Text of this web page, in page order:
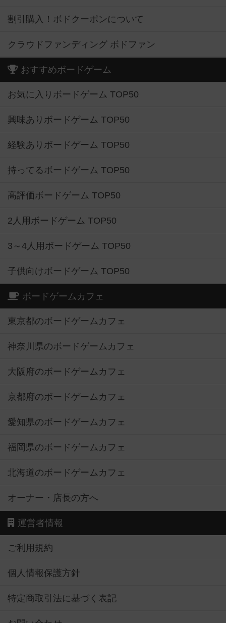
割引購入！ボドクーポンについて
クラウドファンディング ボドファン
おすすめボードゲーム
お気に入りボードゲーム TOP50
興味ありボードゲーム TOP50
経験ありボードゲーム TOP50
持ってるボードゲーム TOP50
高評価ボードゲーム TOP50
2人用ボードゲーム TOP50
3～4人用ボードゲーム TOP50
子供向けボードゲーム TOP50
ボードゲームカフェ
東京都のボードゲームカフェ
神奈川県のボードゲームカフェ
大阪府のボードゲームカフェ
京都府のボードゲームカフェ
愛知県のボードゲームカフェ
福岡県のボードゲームカフェ
北海道のボードゲームカフェ
オーナー・店長の方へ
運営者情報
ご利用規約
個人情報保護方針
特定商取引法に基づく表記